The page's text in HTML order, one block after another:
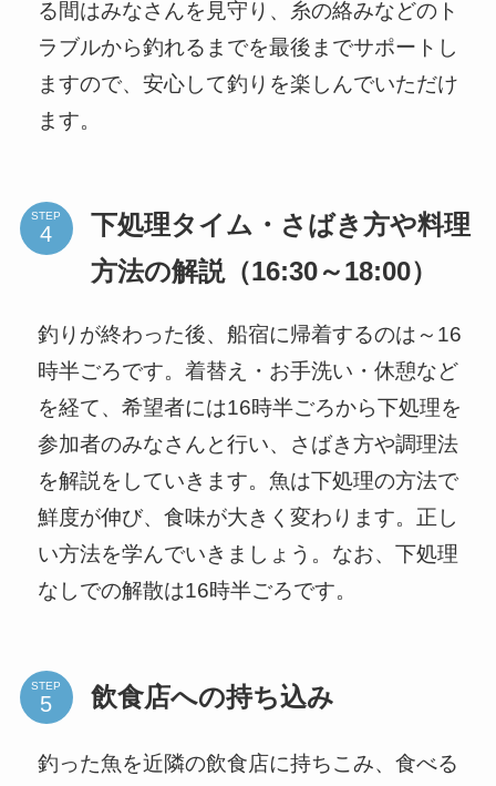
る間はみなさんを見守り、糸の絡みなどのト
ラブルから釣れるまでを最後までサポートし
ますので、安心して釣りを楽しんでいただけ
ます。
STEP
下処理タイム・さばき方や料理
方法の解説（16:30～18:00）
釣りが終わった後、船宿に帰着するのは～16
時半ごろです。着替え・お手洗い・休憩など
を経て、希望者には16時半ごろから下処理を
参加者のみなさんと行い、さばき方や調理法
を解説をしていきます。魚は下処理の方法で
鮮度が伸び、食味が大きく変わります。正し
い方法を学んでいきましょう。なお、下処理
なしでの解散は16時半ごろです。
STEP 飲食店への持ち込み
釣った魚を近隣の飲食店に持ちこみ、食べる